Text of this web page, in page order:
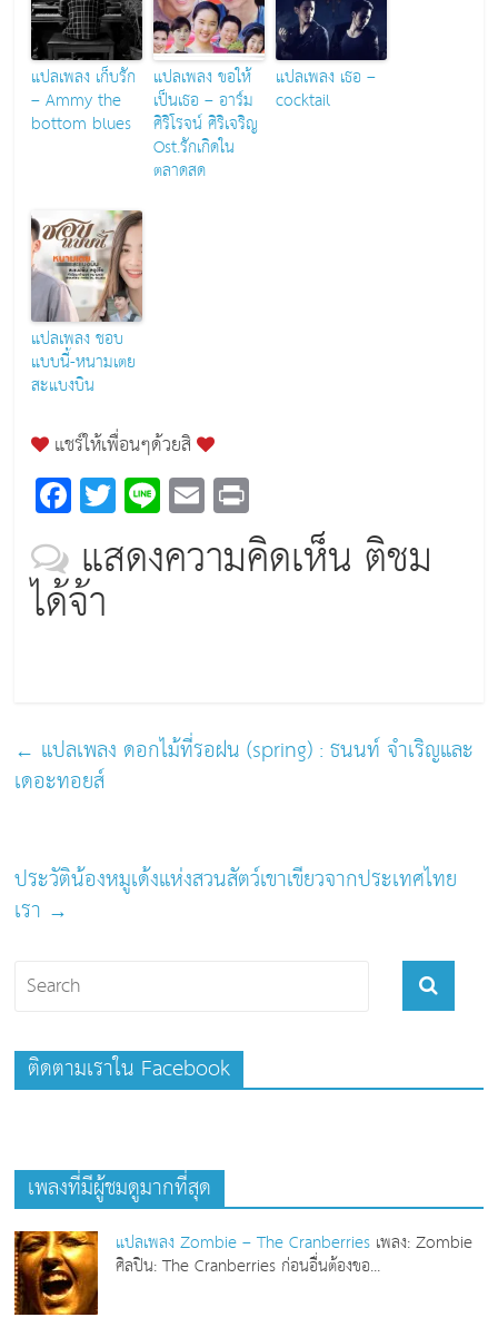
แปลเพลง เก็บรัก
– Ammy the
bottom blues
แปลเพลง ขอให้
เป็นเธอ – อาร์ม
ศิริโรจน์ ศิริเจริญ
Ost.รักเกิดใน
ตลาดสด
แปลเพลง เธอ –
cocktail
แปลเพลง ชอบ
แบบนี้-หนามเตย
สะแบงบิน
แชร์ให้เพื่อนๆด้วยสิ
F
a
c
e
b
k
T
wi
tt
Li
n
e
E
m
ai
in
t
แสดงความคิดเห็น ติชม
ได้จ้า
← แปลเพลง ดอกไม้ที่รอฝน (spring) : ธนนท์ จำเริญและ
เดอะทอยส์
ประวัติน้องหมูเด้งแห่งสวนสัตว์เขาเขียวจากประเทศไทย
เรา →
ติดตามเราใน Facebook
เพลงที่มีผู้ชมดูมากที่สุด
แปลเพลง Zombie – The Cranberries เพลง: Zombie
ศิลปิน: The Cranberries ก่อนอื่นต้องขอ...